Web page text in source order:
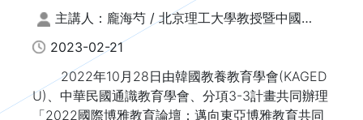
Education：Towards a Liberal
Education Community in East Asia |
北京理工大學通識課程的教與學
主講人：龐海芍 / 北京理工大學教授暨中國高
教學會大學素質教育研究會副理事長兼秘書長；文
字整理：謝鈐紘、張榕玲
2023-02-21
2022年10月28日由韓國教養教育學會(KAGED
U)、中華民國通識教育學會、分項3-3計畫共同辦理
「2022國際博雅教育論壇：邁向東亞博雅教育共同